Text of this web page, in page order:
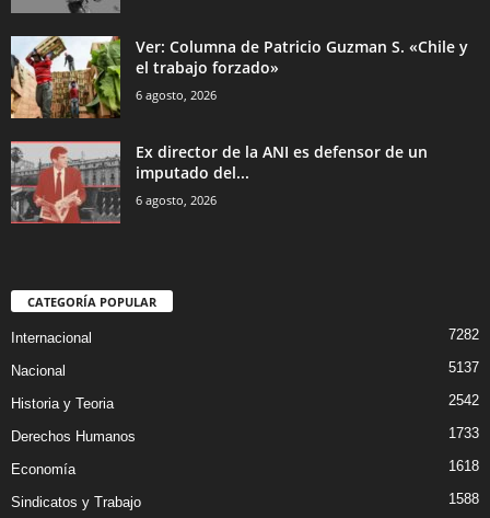
Ver: Columna de Patricio Guzman S. «Chile y
el trabajo forzado»
6 agosto, 2026
Ex director de la ANI es defensor de un
imputado del...
6 agosto, 2026
CATEGORÍA POPULAR
Internacional 7282
Nacional 5137
Historia y Teoria 2542
Derechos Humanos 1733
Economía 1618
Sindicatos y Trabajo 1588